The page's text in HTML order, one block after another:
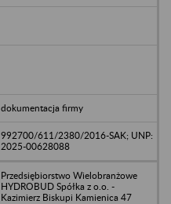
dokumentacja firmy
992700/611/2380/2016-SAK; UNP:
2025-00628088
Przedsiębiorstwo Wielobranżowe
HYDROBUD Spółka z o.o. -
Kazimierz Biskupi Kamienica 47